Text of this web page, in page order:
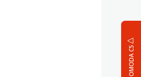
OMODA C5